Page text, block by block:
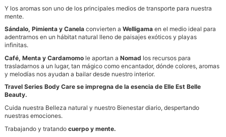
Y los aromas son uno de los principales medios de transporte para nuestra
mente.
Sándalo, Pimienta y Canela convierten a Welligama en el medio ideal para
adentrarnos en un hábitat natural lleno de paisajes exóticos y playas
infinitas.
Café, Menta y Cardamomo le aportan a Nomad los recursos para
trasladarnos a un lugar, tan mágico como encantador, dónde colores, aromas
y melodías nos ayudan a bailar desde nuestro interior.
Travel Series Body Care se impregna de la esencia de Elle Est Belle
Beauty.
Cuida nuestra Belleza natural y nuestro Bienestar diario, despertando
nuestras emociones.
Trabajando y tratando cuerpo y mente.